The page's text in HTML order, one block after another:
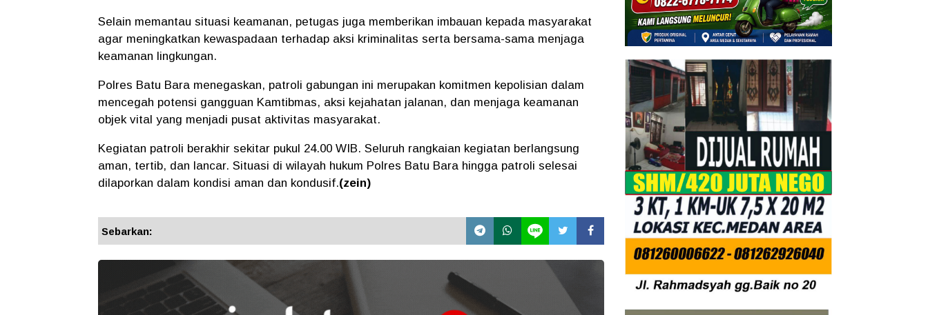
Selain memantau situasi keamanan, petugas juga memberikan imbauan kepada masyarakat
agar meningkatkan kewaspadaan terhadap aksi kriminalitas serta bersama-sama menjaga
keamanan lingkungan.
Polres Batu Bara menegaskan, patroli gabungan ini merupakan komitmen kepolisian dalam
mencegah potensi gangguan Kamtibmas, aksi kejahatan jalanan, dan menjaga keamanan
objek vital yang menjadi pusat aktivitas masyarakat.
Kegiatan patroli berakhir sekitar pukul 24.00 WIB. Seluruh rangkaian kegiatan berlangsung
aman, tertib, dan lancar. Situasi di wilayah hukum Polres Batu Bara hingga patroli selesai
dilaporkan dalam kondisi aman dan kondusif.(zein)
Sebarkan: